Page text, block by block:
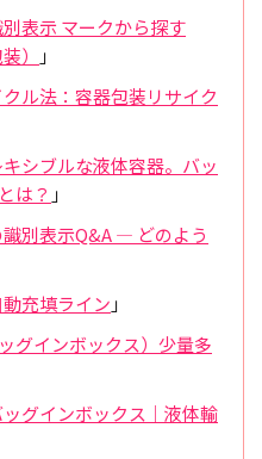
表示 マークから探す
）
」
ル法：容器包装リサイク
キシブルな液体容器。バッ
は？ 」
別表示Q&A ― どのよう
充填ライン 」
グインボックス）少量多
ッグインボックス｜液体輸